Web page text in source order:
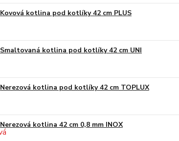
Kovová kotlina pod kotlíky 42 cm PLUS
Smaltovaná kotlina pod kotlíky 42 cm UNI
Nerezová kotlina pod kotlíky 42 cm TOPLUX
Nerezová kotlina 42 cm 0,8 mm INOX